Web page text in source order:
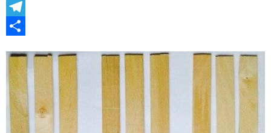
Snapchat
Telegram